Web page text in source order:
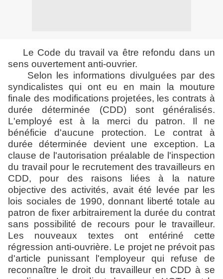
Le Code du travail va être refondu dans un
sens ouvertement anti-ouvrier.
Selon les informations divulguées par des
syndicalistes qui ont eu en main la mouture
finale des modifications projetées, les contrats à
durée déterminée (CDD) sont généralisés.
L'employé est à la merci du patron. Il ne
bénéficie d'aucune protection. Le contrat à
durée déterminée devient une exception. La
clause de l'autorisation préalable de l'inspection
du travail pour le recrutement des travailleurs en
CDD, pour des raisons liées à la nature
objective des activités, avait été levée par les
lois sociales de 1990, donnant liberté totale au
patron de fixer arbitrairement la durée du contrat
sans possibilité de recours pour le travailleur.
Les nouveaux textes ont entériné cette
régression anti-ouvrière. Le projet ne prévoit pas
d'article punissant l'employeur qui refuse de
reconnaître le droit du travailleur en CDD à se